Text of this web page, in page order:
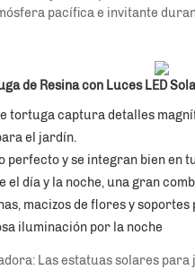
pacífica e invitante
de Resina con Luces LED
tortuga captura detalles
el jardín.
perfecto y se integran bien en
el día y la noche, una gran
macizos de flores y
iluminación por la noche
Las estatuas solares